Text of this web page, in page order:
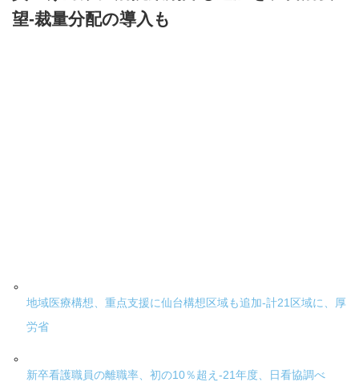
望-裁量分配の導入も
地域医療構想、重点支援に仙台構想区域も追加-計21区域に、厚
労省
新卒看護職員の離職率、初の10％超え-21年度、日看協調べ